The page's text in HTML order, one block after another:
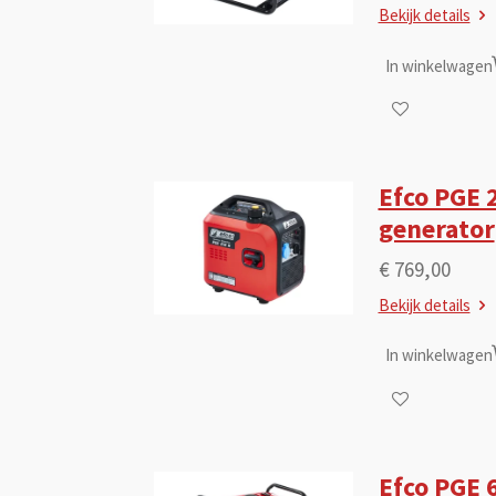
Bekijk details
In winkelwagen
Efco PGE
generator
€ 769,00
Bekijk details
In winkelwagen
Efco PGE